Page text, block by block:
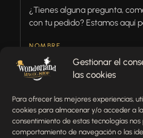
Gestionar el
las cookies
Para ofrecer las mejores experiencias,
cookies para almacenar y/o acceder a
consentimiento de estas tecnologías
comportamiento de navegación o las
¿Tienes alguna pregunta,
con tu pedido? Estamos aquí
NOMBRE
EMAIL